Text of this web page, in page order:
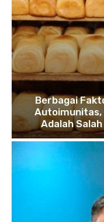
Berbagai
Autoimunitas,
Adalah